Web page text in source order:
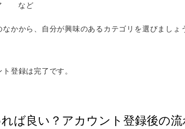
ア など
かから、自分が興味のあるカテゴリを選びましょ
登録は完了です。
ば良い？アカウント登録後の流